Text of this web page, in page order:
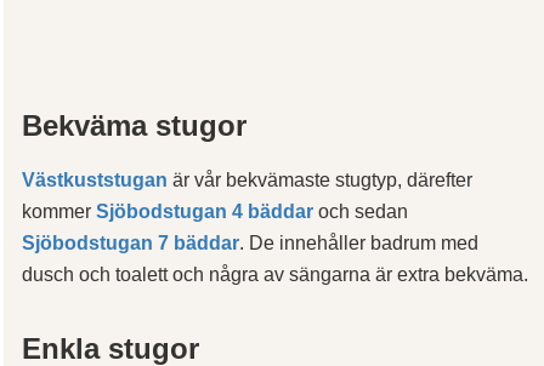
Bekväma stugor
Västkuststugan är vår bekvämaste stugtyp, därefter
kommer Sjöbodstugan 4 bäddar och sedan
Sjöbodstugan 7 bäddar. De innehåller badrum med
dusch och toalett och några av sängarna är extra bekväma.
Enkla stugor